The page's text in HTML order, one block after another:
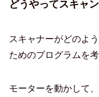
どうやってスキャ
スキャナーがどのよ
ためのプログラムを
モーターを動かして